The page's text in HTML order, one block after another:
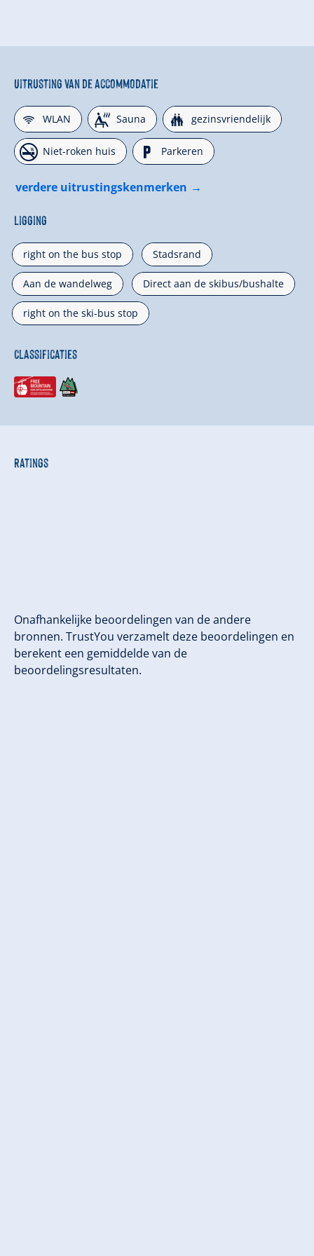
Uitrusting van de accommodatie
🜉WLAN 🗔Sauna 🍺gezinsvriendelijk
🏝Niet-roken huis 🐈Parkeren
verdere uitrustingskenmerken
Ligging
right on the bus stop Stadsrand
Aan de wandelweg Direct aan de skibus/bushalte
right on the ski-bus stop
Classificaties
Ratings
Onafhankelijke beoordelingen van de andere
bronnen. TrustYou verzamelt deze beoordelingen en
berekent een gemiddelde van de
beoordelingsresultaten.